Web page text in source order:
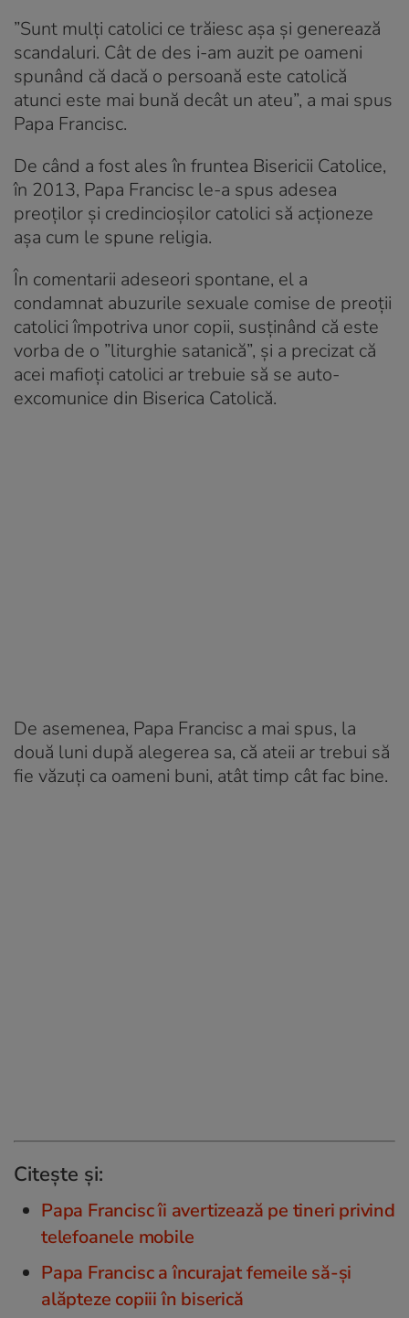
”Sunt mulţi catolici ce trăiesc aşa şi generează
scandaluri. Cât de des i-am auzit pe oameni
spunând că dacă o persoană este catolică
atunci este mai bună decât un ateu”, a mai spus
Papa Francisc.
De când a fost ales în fruntea Bisericii Catolice,
în 2013, Papa Francisc le-a spus adesea
preoților și credincioșilor catolici să acţioneze
așa cum le spune religia.
În comentarii adeseori spontane, el a
condamnat abuzurile sexuale comise de preoţii
catolici împotriva unor copii, susţinând că este
vorba de o ”liturghie satanică”, şi a precizat că
acei mafioţi catolici ar trebuie să se auto-
excomunice din Biserica Catolică.
De asemenea, Papa Francisc a mai spus, la
două luni după alegerea sa, că ateii ar trebui să
fie văzuţi ca oameni buni, atât timp cât fac bine.
Citește și:
Papa Francisc îi avertizează pe tineri privind
telefoanele mobile
Papa Francisc a încurajat femeile să-și
alăpteze copiii în biserică